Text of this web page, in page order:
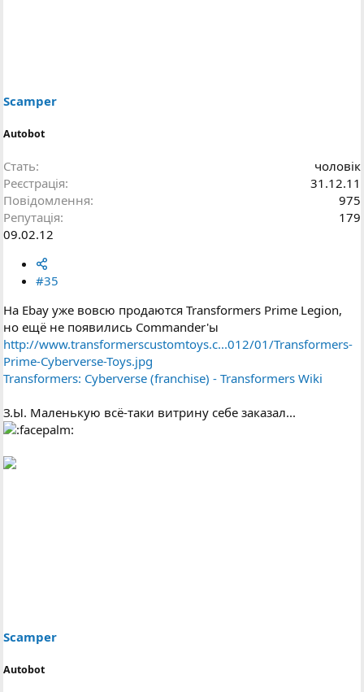
Scamper
Autobot
Стать
чоловік
Реєстрація
31.12.11
Повідомлення
975
Репутація
179
09.02.12
#35
На Ebay уже вовсю продаются Transformers Prime Legion,
но ещё не появились Commander'ы
http://www.transformerscustomtoys.c...012/01/Transformers-
Prime-Cyberverse-Toys.jpg
Transformers: Cyberverse (franchise) - Transformers Wiki
З.Ы. Маленькую всё-таки витрину себе заказал...
Scamper
Autobot